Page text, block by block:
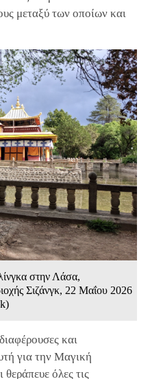
μεταξύ των οποίων και
στην Λάσα,
Σιζάνγκ, 22 Μαΐου 2026
και
για την Μαγική
όλες τις